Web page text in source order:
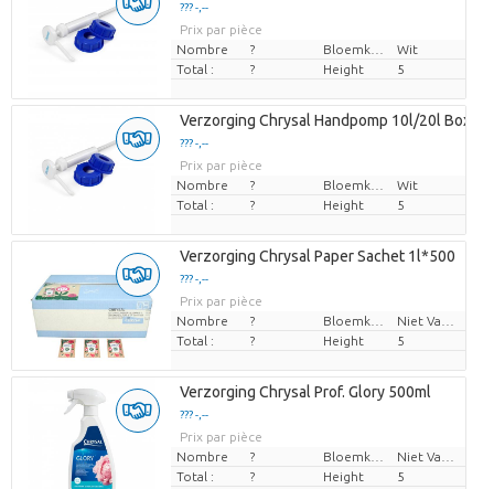
??? -,--
Prix par pièce
Nombre
?
Wit
Total :
? Height 5
Verzorging Chrysal Handpomp 10l/20l Box
??? -,--
Prix par pièce
Nombre
?
Wit
Total :
? Height 5
Verzorging Chrysal Paper Sachet 1l*500
??? -,--
Prix par pièce
Nombre
?
Total :
? Height 5
Verzorging Chrysal Prof. Glory 500ml
??? -,--
Prix par pièce
Nombre
?
Total :
? Height 5